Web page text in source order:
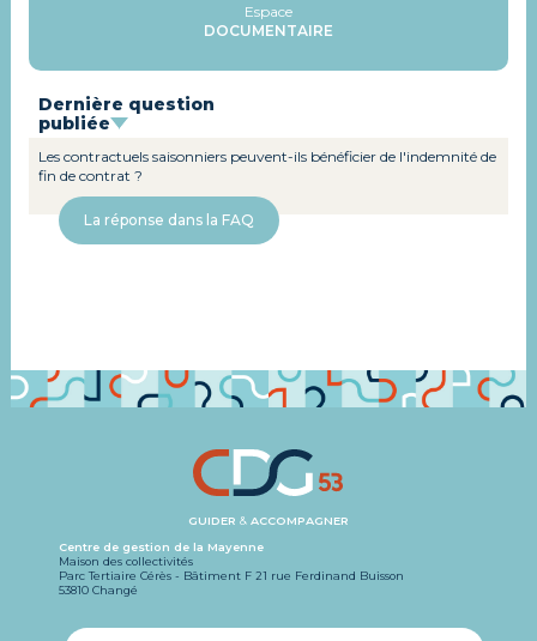
Espace
DOCUMENTAIRE
Dernière question
publiée
Les contractuels saisonniers peuvent-ils bénéficier de l'indemnité de
fin de contrat ?
La réponse dans la FAQ
GUIDER & ACCOMPAGNER
Centre de gestion de la Mayenne
Maison des collectivités
Parc Tertiaire Cérès - Bâtiment F 21 rue Ferdinand Buisson
53810 Changé